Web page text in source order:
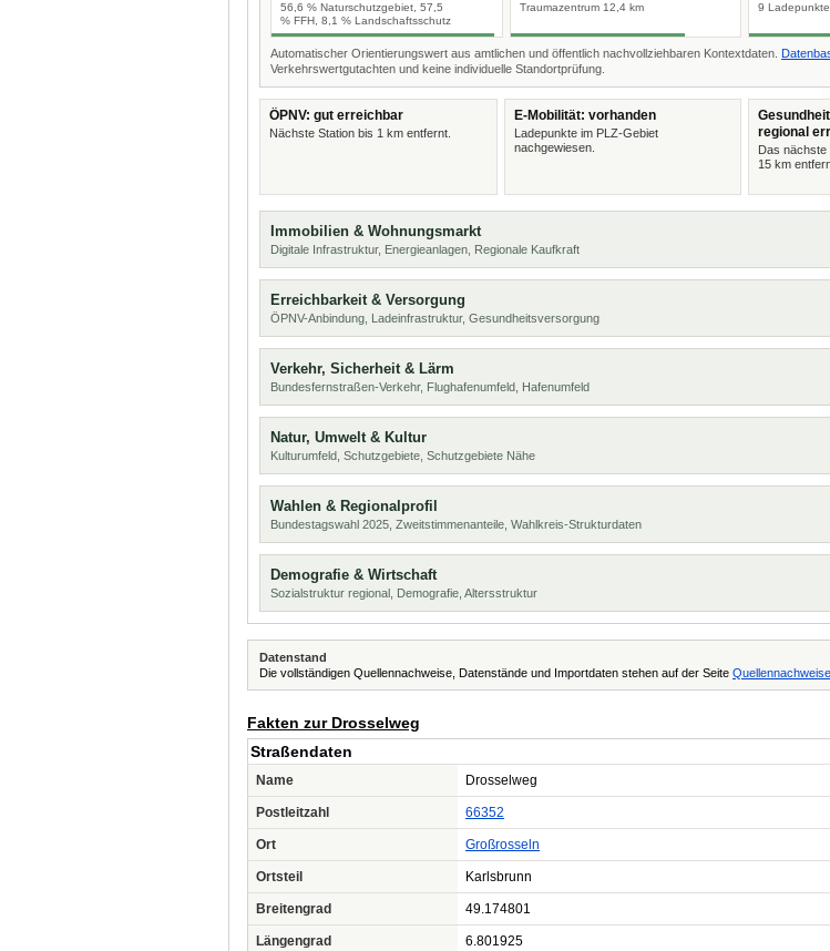
56,6 % Naturschutzgebiet, 57,5
% FFH, 8,1 % Landschaftsschutz
Traumazentrum 12,4 km 9
Automatischer Orientierungswert aus amtlichen und öffentlich nachvollziehbaren Kontextdaten.
Verkehrswertgutachten und keine individuelle Standortprüfung.
ÖPNV: gut erreichbar
Nächste Station bis 1 km entfernt.
E-Mobilität: vorhanden
Ladepunkte im PLZ-Gebiet
nachgewiesen.
regional
Das nächste
15 km
Immobilien & Wohnungsmarkt
Digitale Infrastruktur, Energieanlagen, Regionale Kaufkraft
Erreichbarkeit & Versorgung
ÖPNV-Anbindung, Ladeinfrastruktur, Gesundheitsversorgung
Verkehr, Sicherheit & Lärm
Bundesfernstraßen-Verkehr, Flughafenumfeld, Hafenumfeld
Natur, Umwelt & Kultur
Kulturumfeld, Schutzgebiete, Schutzgebiete Nähe
Wahlen & Regionalprofil
Bundestagswahl 2025, Zweitstimmenanteile, Wahlkreis-Strukturdaten
Demografie & Wirtschaft
Sozialstruktur regional, Demografie, Altersstruktur
Datenstand
Die vollständigen Quellennachweise, Datenstände und Importdaten stehen auf der Seite
Fakten zur Drosselweg
Straßendaten
Name Drosselweg
Postleitzahl 66352
Ort Großrosseln
Ortsteil Karlsbrunn
Breitengrad 49.174801
Längengrad 6.801925